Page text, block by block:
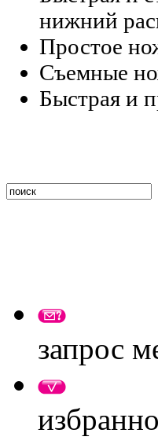
нижний
Простое
Съемные
Быстрая и
запрос